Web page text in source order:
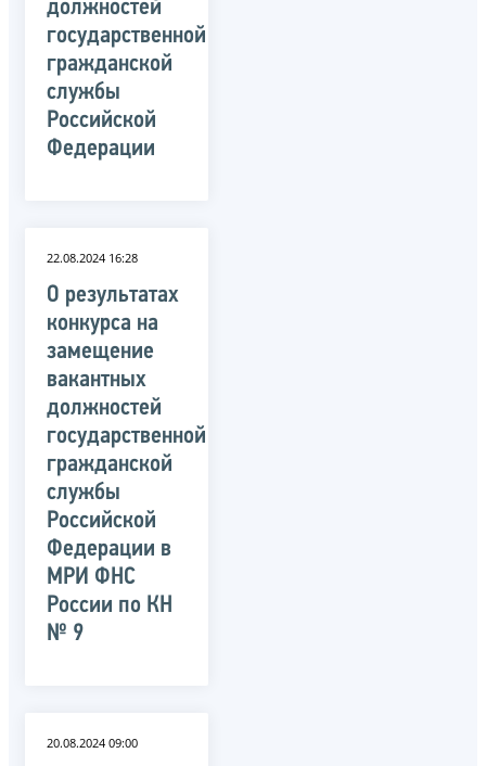
должностей
государственной
гражданской
службы
Российской
Федерации
22.08.2024 16:28
О результатах
конкурса на
замещение
вакантных
должностей
государственной
гражданской
службы
Российской
Федерации в
МРИ ФНС
России по КН
№ 9
20.08.2024 09:00